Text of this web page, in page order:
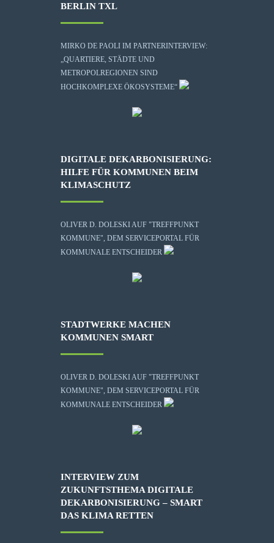
BERLIN TXL
MIRKO DE PAOLI IM PARTNERINTERVIEW:
„QUARTIERE, STÄDTE UND
METROPOLREGIONEN SIND
HOCHKOMPLEXE ÖKOSYSTEME“
DIGITALE DEKARBONISIERUNG:
HILFE FÜR KOMMUNEN BEIM
KLIMASCHUTZ
OLIVER D. DOLESKI AUF "TREFFPUNKT
KOMMUNE", DEM SERVICEPORTAL FÜR
KOMMUNALE ENTSCHEIDER
STADTWERKE MACHEN
KOMMUNEN SMART
OLIVER D. DOLESKI AUF "TREFFPUNKT
KOMMUNE", DEM SERVICEPORTAL FÜR
KOMMUNALE ENTSCHEIDER
INTERVIEW ZUM
ZUKUNFTSTHEMA DIGITALE
DEKARBONISIERUNG – SMART
DAS KLIMA RETTEN